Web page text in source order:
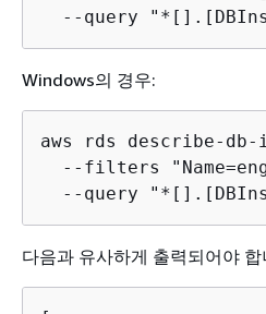
--query
Windows의 경우:
aws rds describe-
--filters
--query
다음과 유사하게 출력되어야 합